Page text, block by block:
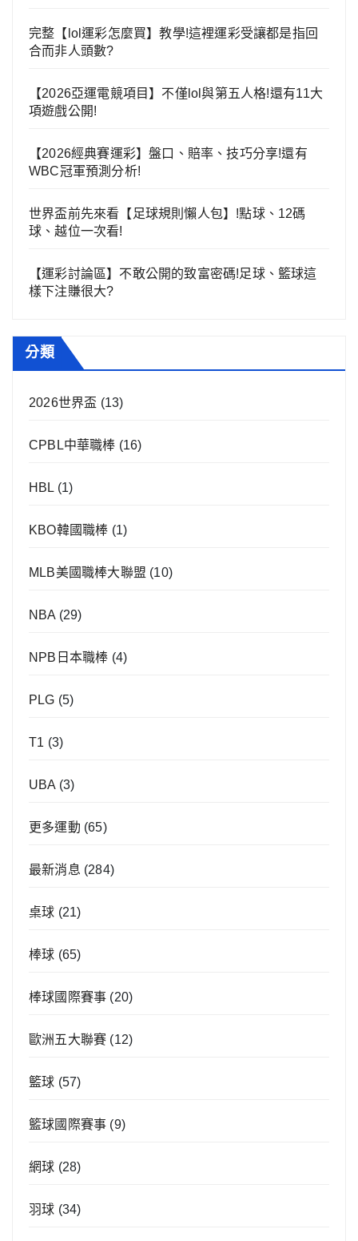
完整【lol運彩怎麼買】教學!這裡運彩受讓都是指回
合而非人頭數?
【2026亞運電競項目】不僅lol與第五人格!還有11大
項遊戲公開!
【2026經典賽運彩】盤口、賠率、技巧分享!還有
WBC冠軍預測分析!
世界盃前先來看【足球規則懶人包】!點球、12碼
球、越位一次看!
【運彩討論區】不敢公開的致富密碼!足球、籃球這
樣下注賺很大?
分類
2026世界盃 (13)
CPBL中華職棒 (16)
HBL (1)
KBO韓國職棒 (1)
MLB美國職棒大聯盟 (10)
NBA (29)
NPB日本職棒 (4)
PLG (5)
T1 (3)
UBA (3)
更多運動 (65)
最新消息 (284)
桌球 (21)
棒球 (65)
棒球國際賽事 (20)
歐洲五大聯賽 (12)
籃球 (57)
籃球國際賽事 (9)
網球 (28)
羽球 (34)